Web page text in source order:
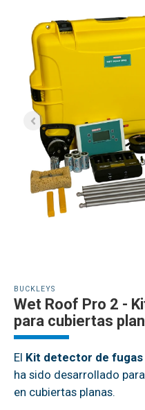
BUCKLEYS
Wet Roof Pro 2 -
para cubiertas
El Kit detector de fugas
ha sido desarrollado
en cubiertas planas.